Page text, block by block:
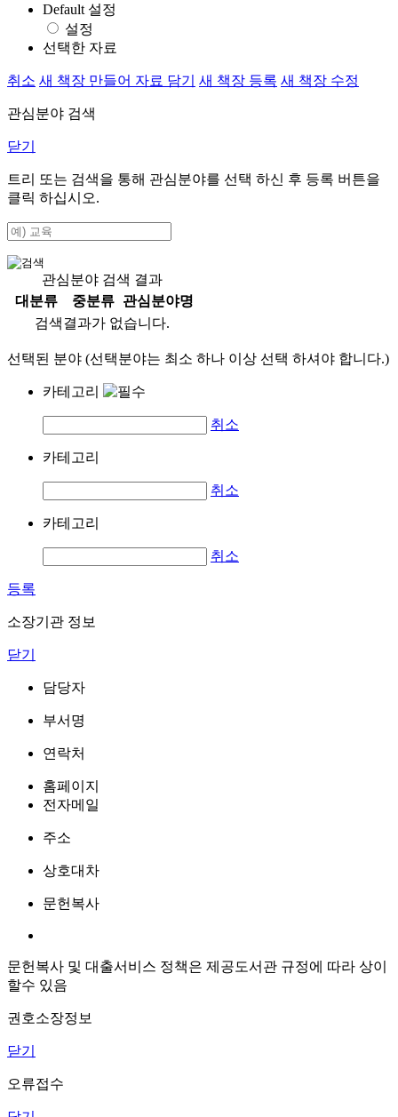
Default 설정
설정
선택한 자료
취소 새 책장 만들어 자료 담기 새 책장 등록 새 책장 수정
관심분야 검색
닫기
트리 또는 검색을 통해 관심분야를 선택 하신 후 등록 버튼을
클릭 하십시오.
관심분야 검색 결과
대분류
중분류
관심분야명
검색결과가 없습니다.
선택된 분야 (선택분야는 최소 하나 이상 선택 하셔야 합니다.)
카테고리
취소
카테고리
취소
카테고리
취소
등록
소장기관 정보
닫기
담당자
부서명
연락처
홈페이지
전자메일
주소
상호대차
문헌복사
문헌복사 및 대출서비스 정책은 제공도서관 규정에 따라 상이
할수 있음
권호소장정보
닫기
오류접수